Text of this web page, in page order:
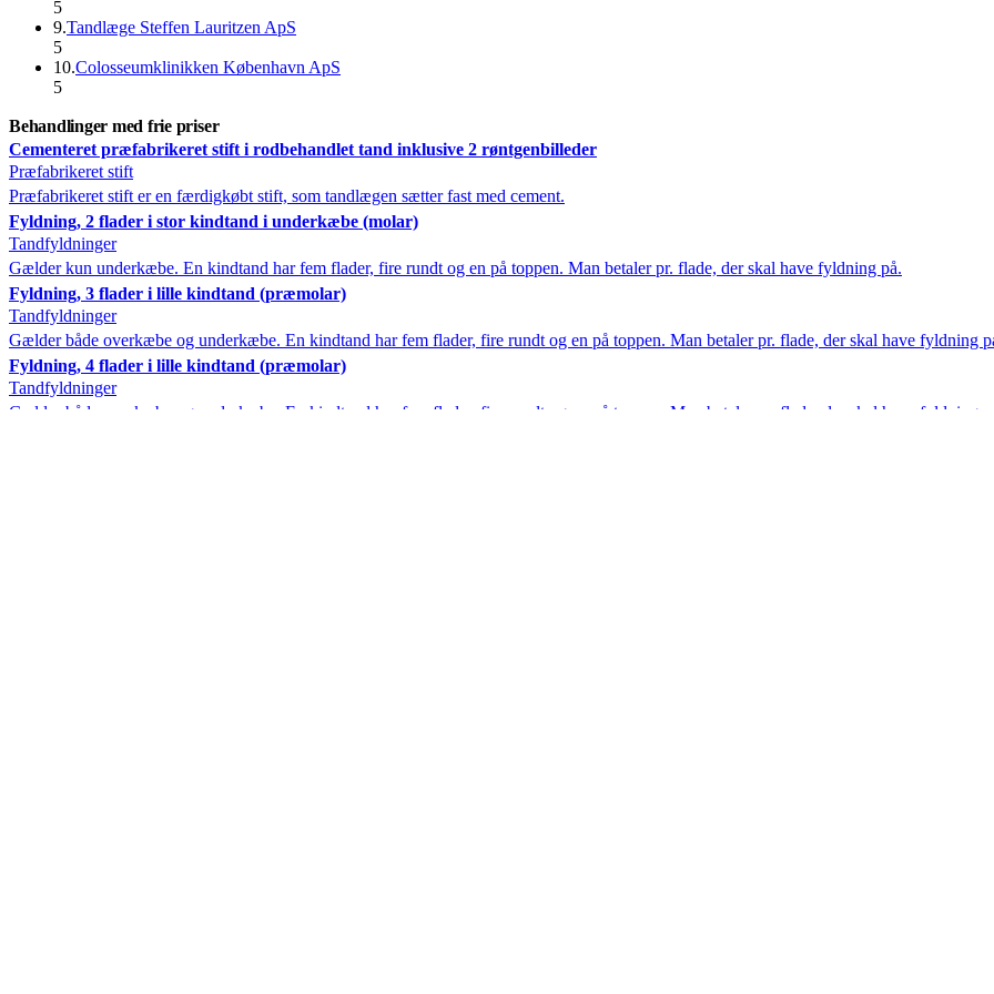
5
9.Tandlæge Steffen Lauritzen ApS
5
10.Colosseumklinikken København ApS
5
Behandlinger med frie priser
Cementeret præfabrikeret stift i rodbehandlet tand inklusive 2 røntgenbilleder
Præfabrikeret stift
Præfabrikeret stift er en færdigkøbt stift, som tandlægen sætter fast med cement.
Fyldning, 2 flader i stor kindtand i underkæbe (molar)
Tandfyldninger
Gælder kun underkæbe. En kindtand har fem flader, fire rundt og en på toppen. Man betaler pr. flade, der skal have fyldning på.
Fyldning, 3 flader i lille kindtand (præmolar)
Tandfyldninger
Gælder både overkæbe og underkæbe. En kindtand har fem flader, fire rundt og en på toppen. Man betaler pr. flade, der skal have fyldning
Fyldning, 4 flader i lille kindtand (præmolar)
Tandfyldninger
Gælder både overkæbe og underkæbe. En kindtand har fem flader, fire rundt og en på toppen. Man betaler pr. flade, der skal have fyldning